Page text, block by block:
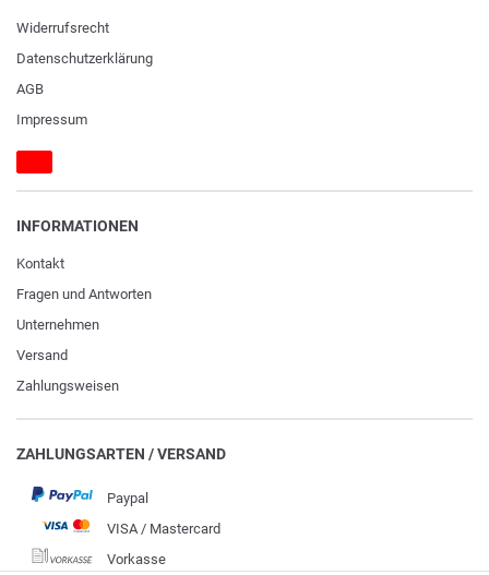
Widerrufs­recht
Daten­schutz­erklärung
AGB
Impressum
INFORMATIONEN
Kontakt
Fragen und Antworten
Unternehmen
Versand
Zahlungsweisen
ZAHLUNGSARTEN / VERSAND
Paypal
VISA / Mastercard
Vorkasse